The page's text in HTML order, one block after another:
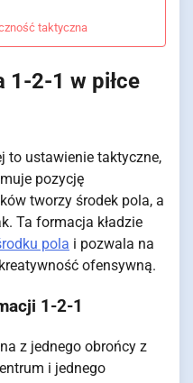
taktyczna
1-2-1 w piłce
to ustawienie taktyczne,
pozycję
tworzy środek pola, a
Ta formacja kładzie
pola i pozwala na
ofensywną.
1-2-1
z jednego obrońcy z
i jednego